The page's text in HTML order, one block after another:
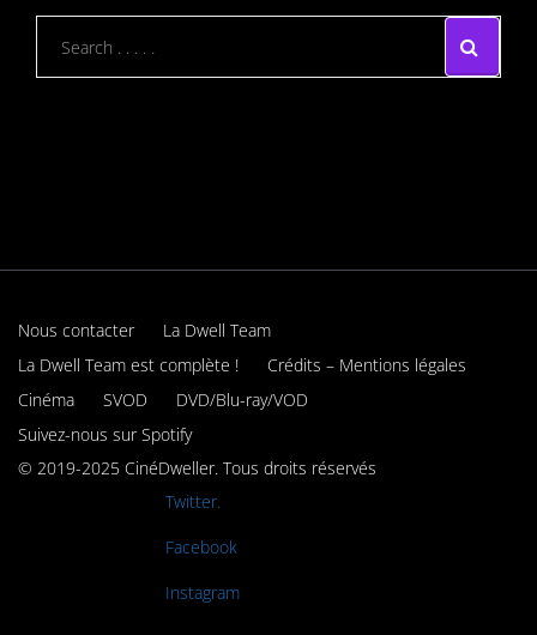
Nous contacter
La Dwell Team
La Dwell Team est complète !
Crédits – Mentions légales
Cinéma
SVOD
DVD/Blu-ray/VOD
Suivez-nous sur Spotify
© 2019-2025 CinéDweller. Tous droits réservés
Twitter.
Facebook
Instagram